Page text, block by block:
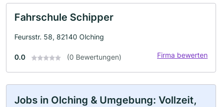
Fahrschule Schipper
Feursstr. 58, 82140 Olching
0.0 (0 Bewertungen) Firma bewerten
Jobs in Olching & Umgebung: Vollzeit,